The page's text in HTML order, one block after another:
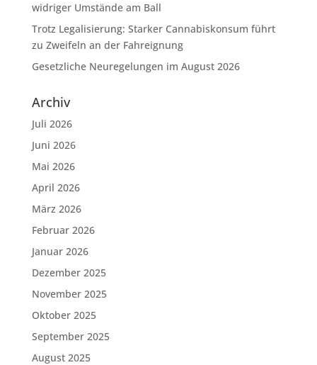
widriger Umstände am Ball
Trotz Legalisierung: Starker Cannabiskonsum führt
zu Zweifeln an der Fahreignung
Gesetzliche Neuregelungen im August 2026
Archiv
Juli 2026
Juni 2026
Mai 2026
April 2026
März 2026
Februar 2026
Januar 2026
Dezember 2025
November 2025
Oktober 2025
September 2025
August 2025